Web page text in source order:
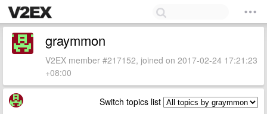
graymmon
V2EX member #217152, joined on 2017-02-24 17:21:23
+08:00
Switch topics list